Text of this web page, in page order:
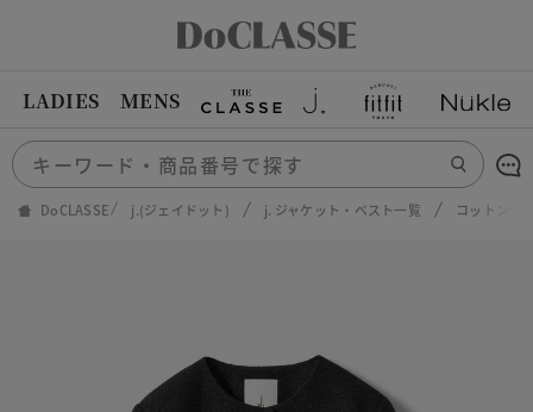
LADIES MENS
DoCLASSE j.(ジェイドット) j. ジャケット・ベスト一覧 コットン混